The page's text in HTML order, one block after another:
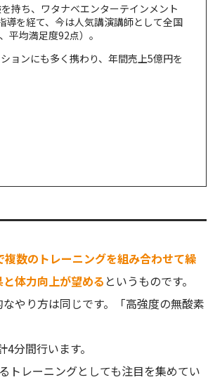
持ち、ワタナベエンターテインメント
導を経て、今は人気講演講師として全国
平均満足度92点）。
ョンにも多く携わり、年間売上5億円を
数のトレーニングを組み合わせて繰
体力向上が望める というものです。
やり方は同じです。「高強度の無酸素
分間行います。
トレーニングとしても注目を集めてい